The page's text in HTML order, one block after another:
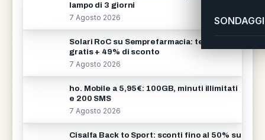
lampo di 3 giorni
7 Agosto 2026
Solari RoC su Semprefarmacia: telo mare
gratis + 49% di sconto
7 Agosto 2026
ho. Mobile a 5,95€: 100GB, minuti illimitati
e 200 SMS
7 Agosto 2026
Cisalfa Back to Sport: sconti fino al 50% su